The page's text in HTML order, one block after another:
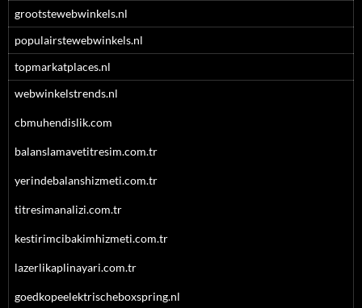
grootstewebwinkels.nl
populairstewebwinkels.nl
topmarkatplaces.nl
webwinkelstrends.nl
cbmuhendislik.com
balanslamavetitresim.com.tr
yerindebalanshizmeti.com.tr
titresimanalizi.com.tr
kestirimcibakimhizmeti.com.tr
lazerlikaplinayari.com.tr
goedkopeelektrischeboxspring.nl